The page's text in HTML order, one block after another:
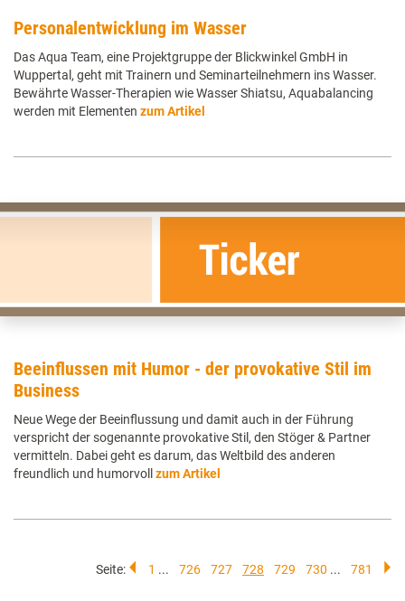
Personalentwicklung im Wasser
Das Aqua Team, eine Projektgruppe der Blickwinkel GmbH in
Wuppertal, geht mit Trainern und Seminarteilnehmern ins Wasser.
Bewährte Wasser-Therapien wie Wasser Shiatsu, Aquabalancing
werden mit Elementen zum Artikel
Beeinflussen mit Humor - der provokative Stil im
Business
Neue Wege der Beeinflussung und damit auch in der Führung
verspricht der sogenannte provokative Stil, den Stöger & Partner
vermitteln. Dabei geht es darum, das Weltbild des anderen
freundlich und humorvoll zum Artikel
Seite: 1 ... 726 727 728 729 730 ... 781